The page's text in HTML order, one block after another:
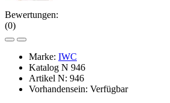
Bewertungen:
(0)
Marke: IWC
Katalog N 946
Artikel N: 946
Vorhandensein: Verfügbar